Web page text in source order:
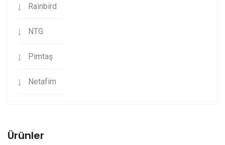
Rainbird
NTG
Pimtaş
Netafim
Ürünler